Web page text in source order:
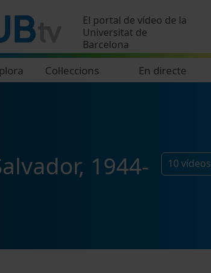
El portal de vídeo de la
Universitat de
Barcelona
Col·leccions En directe
1944- 10 vídeos